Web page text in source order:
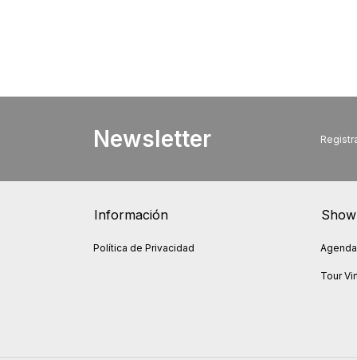
Newsletter
Información
Política de Privacidad
Tour